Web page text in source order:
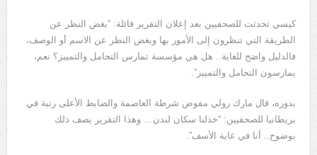
كيسي تحدثت للصحفيين بعد إعلان التقرير قائلة: “بغض النظر عن
الطريقة التي تنظرون إلى الأمور بها وبغض النظر عن الاسم أو الوصف،
فالدليل واضح للغاية.. هل هي مؤسسة تمارس التحامل والتمييز؟ نعم،
يمارسون التحامل والتمييز”.
بدوره، قال مارك رولي مفوض شرطة العاصمة والضابط الأعلى رتبة في
بريطانيا للصحفيين: “خذلنا سكان لندن… وهذا التقرير يصف ذلك
بوضوح.. أنا في غاية الأسف”.